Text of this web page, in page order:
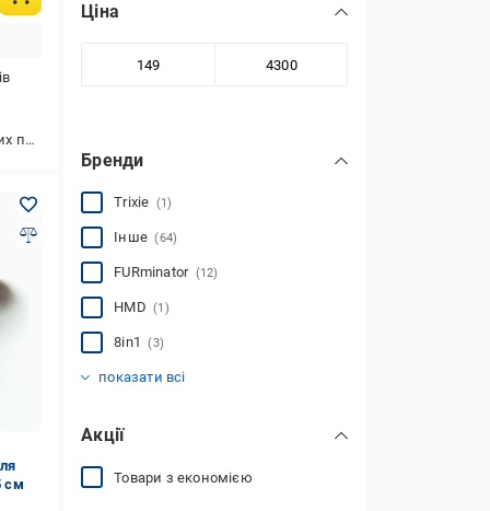
порід
см
Ціна
Бренди
Trixie (1)
Інше(64)
FURminator (12)
HMD(1)
8in1(3)
показати всі
Акції
Товари з економією